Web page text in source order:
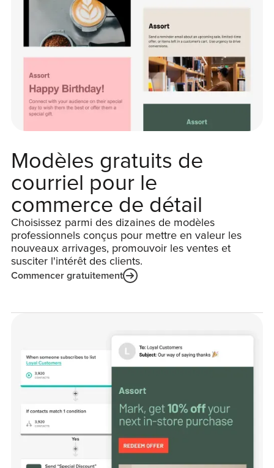
Modèles gratuits de
courriel pour le
commerce de détail
Choisissez parmi des dizaines de modèles
professionnels conçus pour mettre en valeur les
nouveaux arrivages, promouvoir les ventes et
susciter l'intérêt des clients.
Commencer gratuitement